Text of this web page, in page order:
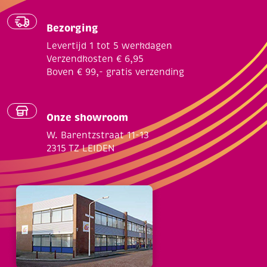
Bezorging
Levertijd 1 tot 5 werkdagen
Verzendkosten € 6,95
Boven € 99,- gratis verzending
Onze showroom
W. Barentzstraat 11-13
2315 TZ LEIDEN